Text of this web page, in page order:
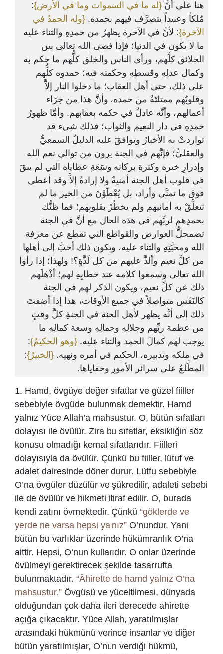
هنا على أنَّ {له ما في السموات وما في الأرض}:
مُلكاً وعبيداً يتصرَّف فيهم بحمده. {وله الحمدُ في
الآخرة}: لأنَّ في الآخرة يظهرُ من حمدِهِ والثناء عليه
ما لا يكون في الدنيا؛ فإذا قضى الله تعالى بين
الخلائق كلِّهم، ورأى الناس والخلق كلُّهم ما حكم به
وكمال عدلِهِ وقسطِهِ وحكمته فيه؛ حمدوه كلُّهم
على ذلك، حتى أهل العقاب؛ ما دخلوا النار إلاَّ
وقلوبُهم ممتلئةٌ من حمده، وأنَّ هذا من جرّاء
أعمالهم، وأنَّه عادلٌ في حكمه بعقابهم. وأمَّا ظهورُ
حمدِهِ في دار النعيم والثواب؛ فذلك شيء قد
تواردتْ به الأخبارُ وتوافقَ عليه الدليلُ السمعيُّ
والعقليُّ؛ فإنَّهم في الجنة يرون من توالي نعم الله
وإدرارِ خيره وكثرةِ بركاته وسَعَةِ عطاياه التي لم يبقَ
في قلوب أهل الجنة أمنيةٌ ولا إرادةٌ إلاَّ وقد أعطي
فوق ما تمنَّى وأراد، بل يُعْطَوْنَ من الخير ما لم
تتعلَّقْ به أمانيهم ولم يخطُرْ بقلوبِهم؛ فما ظنُّك
بحمدِهم لربِّهم في هذه الحال مع أنَّ في الجنة
تضمحلُّ العوارض والقواطع التي تقطع عن معرفة
الله ومحبَّتِهِ والثناء عليه، ويكون ذلك أحبَّ إلى أهلها
من كلِّ نعيم وألذَّ عليهم من كل لَذَّةٍ؟! ولهذا؛ إذا رأوا
الله تعالى وسمعوا كلامه عند خطابِهِ لهم؛ أذْهَلَهم
ذلك عن كلِّ نعيم، ويكون الذكر لهم في الجنة
كالنَفَس متواصلاً في جميع الأوقات، هذا إذا أضفتَ
ذلك إلى أنَّه يظهر لأهل الجنة في الجنةِ كلَّ وقتٍ
من عظمة ربِّهم وجلالِهِ وجمالِهِ وسعة كمالِهِ ما
يوجب لهم كمالَ الحمد والثناء عليه. {وهو الحكيمُ}:
في ملكه وتدبيره، الحكيم في أمره ونهيه. {الخبيرُ}:
المطَّلعُ على سرائر الأمورِ وخفاياها.
1. Hamd, övgüye değer sıfatlar ve güzel fiiller
sebebiyle övgüde bulunmak demektir. Hamd
yalnız Yüce Allah’a mahsustur. O, bütün sıfatları
dolayısı ile övülür. Zira bu sıfatlar, eksikliğin söz
konusu olmadığı kemal sıfatlarıdır. Fiilleri
dolayısıyla da övülür. Çünkü bu fiiller, lütuf ve
adalet dairesinde döner durur. Lütfu sebebiyle
O’na övgüler düzülür ve şükredilir, adaleti sebebi
ile de övülür ve hikmeti itiraf edilir. O, burada
kendi zatını övmektedir. Çünkü “göklerde ve
yerde ne varsa hepsi yalnız” O’nundur. Yani
bütün bu varlıklar üzerinde hükümranlık O’na
aittir. Hepsi, O’nun kullarıdır. O onlar üzerinde
övülmeyi gerektirecek şekilde tasarrufta
bulunmaktadır. “Âhirette de hamd yalnız O’na
mahsustur.” Övgüsü ve yüceltilmesi, dünyada
olduğundan çok daha ileri derecede ahirette
açığa çıkacaktır. Yüce Allah, yaratılmışlar
arasındaki hükmünü verince insanlar ve diğer
bütün yaratılmışlar, O’nun verdiği hükmü,